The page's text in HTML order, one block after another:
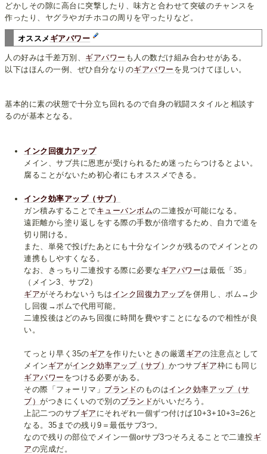
どかしその隙に高台に突撃したり、味方と合わせて突破のチャンスを
作ったり、ヤグラやガチホコの周りを守ったりなど。
オススメ ギアパワー
人の好みは千差万別、 ギアパワー も人の数だけ組み合わせがある。
以下はほんの一例、ぜひ自分なりのギアパワー を見つけてほしい。
基本的に素の状態で十分立ち回れるので自身の戦闘スタイルと相談す
るのが基本となる。
インク回復力アップ
メイン、サブ共に恩恵が受けられるため迷ったらつけるとよい。
腐ることがないため初心者にもオススメできる。
インク効率アップ（サブ）
ガン積みすることでキューバンボムの二連投が可能になる。
遠距離から塗り返しをする際の手数が倍増するため、自力で道を
切り開ける。
また、単発で投げたあとにも十分なインクが残るのでメインとの
連携もしやすくなる。
なお、きっちり二連投する際に必要な ギアパワーは最低「35」
（メイン3、サブ2）
ギアがそろわないうちは インク回復力アップを併用し、ボム→少
し回復→ボムで代用可能。
二連投後はどのみち回復に時間を費やすことになるので相性が良
い。
てっとり早く35のギア を作りたいときの厳選 ギアの注意点として
メイン ギアがインク効率アップ（サブ）かつサブギア枠にも同じ
ギアパワー をつける必要がある。
その際「フォーリマ」 ブランドのものはインク効率アップ（サ
ブ）がつきにくいので別のブランドがいいだろう。
上記二つのサブギア にそれぞれ一個ずつ付けば10+3+10+3=26と
なる。35までの残り9＝最低サブ3つ。
なので残りの部位でメイン一個orサブ3つそろえることで二連投ギ
アの完成だ。